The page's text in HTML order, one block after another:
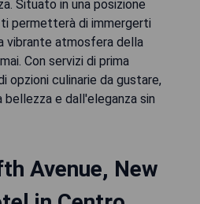
Situato in una posizione
permetterà di immergerti
vibrante atmosfera della
Con servizi di prima
opzioni culinarie da gustare,
e dall'eleganza sin
Avenue, New